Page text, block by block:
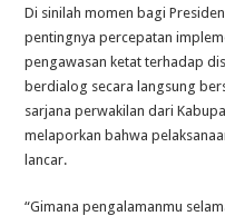
Di sinilah momen bagi
pentingnya percepatan
pengawasan ketat terhadap
berdialog secara langsung
sarjana perwakilan dari
melaporkan bahwa
lancar.
“Gimana pengalamanmu